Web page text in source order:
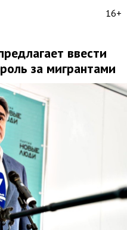
16+
ввести
за мигрантами